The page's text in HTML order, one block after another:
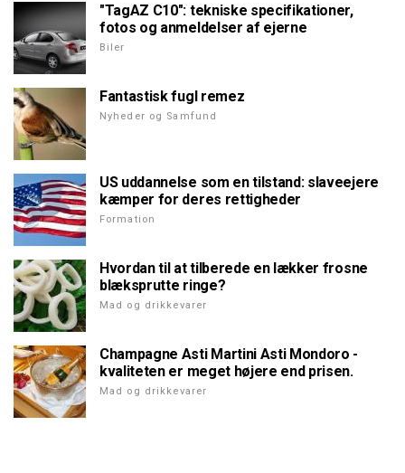
"TagAZ C10": tekniske specifikationer,
fotos og anmeldelser af ejerne
Biler
Fantastisk fugl remez
Nyheder og Samfund
US uddannelse som en tilstand: slaveejere
kæmper for deres rettigheder
Formation
Hvordan til at tilberede en lækker frosne
blæksprutte ringe?
Mad og drikkevarer
Champagne Asti Martini Asti Mondoro -
kvaliteten er meget højere end prisen.
Mad og drikkevarer